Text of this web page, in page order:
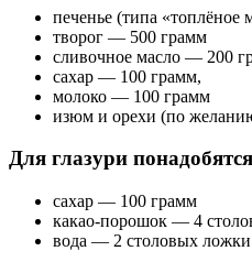
печенье (типа
творог — 500 грамм
сливочное масло — 200
сахар — 100 грамм,
молоко — 100 грамм
изюм и орехи (по
Для глазури
сахар — 100 грамм
какао-порошок — 4
вода — 2 столовых ложки